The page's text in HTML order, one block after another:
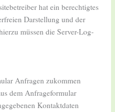
hat ein berechtigtes
Darstellung und der
müssen die Server-Log-
Anfragen zukommen
dem Anfrageformular
Kontaktdaten